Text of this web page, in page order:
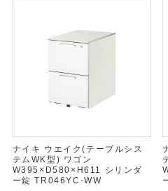
ナイキ ウエイク(テーブルシス
テムWK型) ワゴン
W395×D580×H611 シリンダ
ー錠 TR046YC-WW